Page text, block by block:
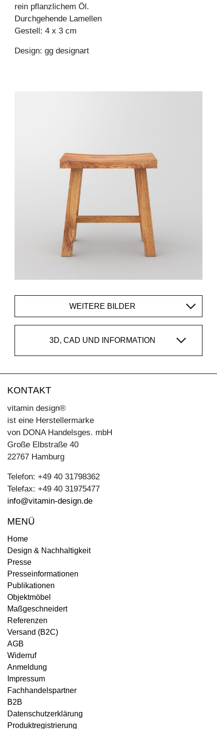
rein pflanzlichem Öl.
Durchgehende Lamellen
Gestell: 4 x 3 cm
Design: gg designart
WEITERE BILDER
3D, CAD UND INFORMATION
KONTAKT
vitamin design®
ist eine Herstellermarke
von DONA Handelsges. mbH
Große Elbstraße 40
22767 Hamburg
Telefon: +49 40 31798362
Telefax: +49 40 31975477
info@vitamin-design.de
MENÜ
Home
Design & Nachhaltigkeit
Presse
Presseinformationen
Publikationen
Objektmöbel
Maßgeschneidert
Referenzen
Versand (B2C)
AGB
Widerruf
Anmeldung
Impressum
Fachhandelspartner
B2B
Datenschutzerklärung
Produktregistrierung